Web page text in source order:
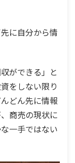
に自分から情
ができる」と
をしない限り
どん先に情報
商売の現状に
一手ではない